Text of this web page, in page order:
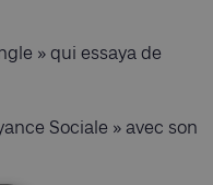
» qui essaya de
Sociale » avec son